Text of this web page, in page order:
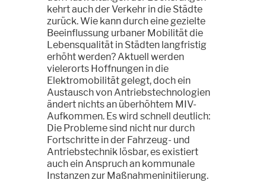
kehrt auch der Verkehr in die Städte
zurück. Wie kann durch eine gezielte
Beeinflussung urbaner Mobilität die
Lebensqualität in Städten langfristig
erhöht werden? Aktuell werden
vielerorts Hoffnungen in die
Elektromobilität gelegt, doch ein
Austausch von Antriebstechnologien
ändert nichts an überhöhtem MIV-
Aufkommen. Es wird schnell deutlich:
Die Probleme sind nicht nur durch
Fortschritte in der Fahrzeug- und
Antriebstechnik lösbar, es existiert
auch ein Anspruch an kommunale
Instanzen zur Maßnahmeninitiierung.